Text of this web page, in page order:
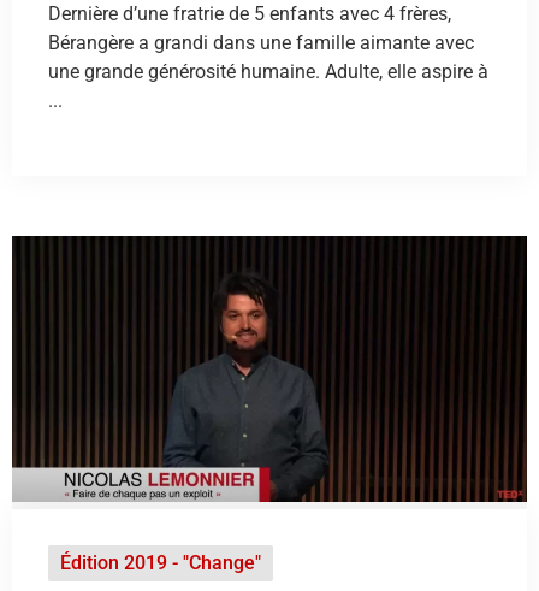
Dernière d’une fratrie de 5 enfants avec 4 frères,
Bérangère a grandi dans une famille aimante avec
une grande générosité humaine. Adulte, elle aspire à
...
Édition 2019 - "Change"